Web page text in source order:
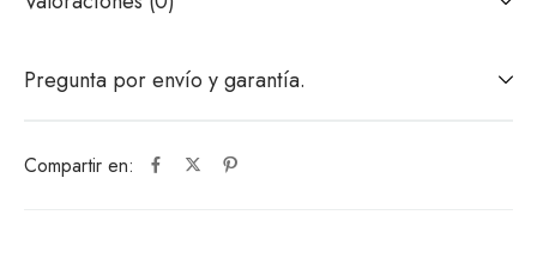
Compartir en:
Pregunta por envío y garantía.